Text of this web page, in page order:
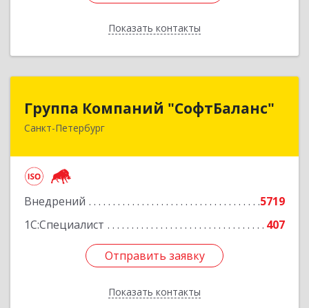
Показать контакты
Назад
Группа Компаний "СофтБаланс"
Санкт-Петербург
Внедрений
5719
1С:Специалист
407
Отправить заявку
Показать контакты
Группа Компаний "СофтБаланс"
195112, Санкт-Петербург г, Заневский пр-кт,
Отправить заявку
Назад